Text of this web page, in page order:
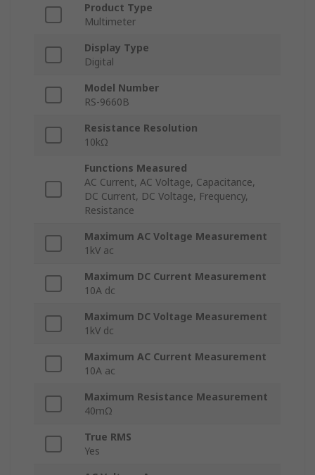
Product Type
Multimeter
Display Type
Digital
Model Number
RS-9660B
Resistance Resolution
10kΩ
Functions Measured
AC Current, AC Voltage, Capacitance,
DC Current, DC Voltage, Frequency,
Resistance
Maximum AC Voltage Measurement
1kV ac
Maximum DC Current Measurement
10A dc
Maximum DC Voltage Measurement
1kV dc
Maximum AC Current Measurement
10A ac
Maximum Resistance Measurement
40mΩ
True RMS
Yes